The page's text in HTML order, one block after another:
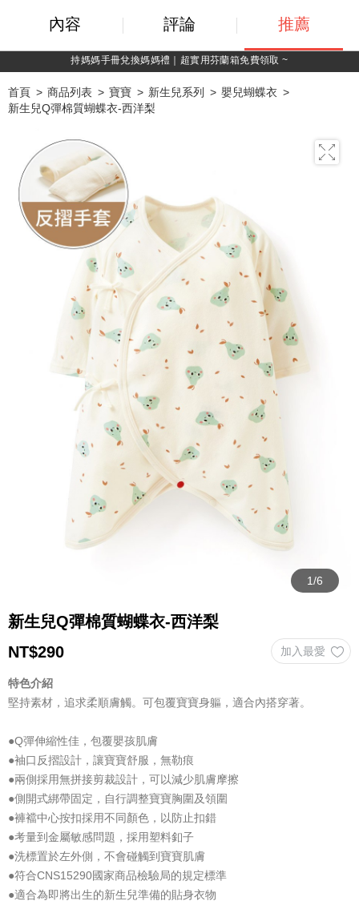
綁定LINE好友，500購物金立即折！
首頁 商品列表 寶寶 新生兒系列
嬰兒蝴蝶衣
新生兒Q彈棉質蝴蝶衣-西洋梨
新生兒Q彈棉質蝴蝶衣-西洋梨
NT$290
特色介紹
堅持素材，追求柔順膚觸。可包覆寶寶身軀，適合內搭穿著。
●Q彈伸縮性佳，包覆嬰孩肌膚
●袖口反摺設計，讓寶寶舒服，無勒痕
●兩側採用無拼接剪裁設計，可以減少肌膚摩擦
●側開式綁帶固定，自行調整寶寶胸圍及領圍
●褲襠中心按扣採用不同顏色，以防止扣錯
●考量到金屬敏感問題，採用塑料釦子
●洗標置於左外側，不會碰觸到寶寶肌膚
●符合CNS15290國家商品檢驗局的規定標準
●適合為即將出生的新生兒準備的貼身衣物
內容 評論 推薦